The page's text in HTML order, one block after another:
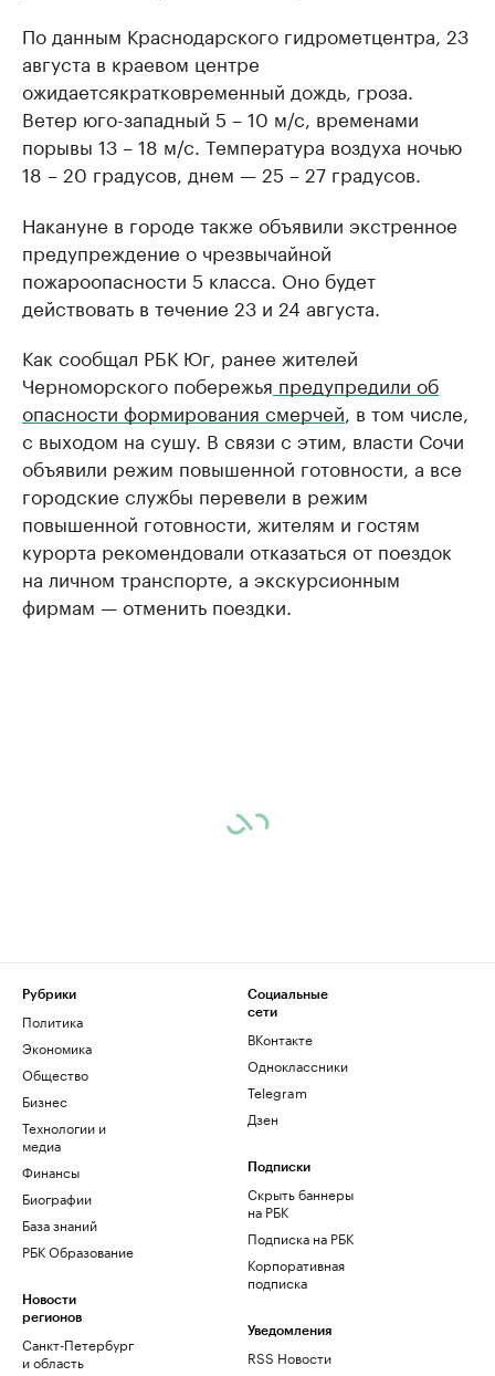
По данным Краснодарского гидрометцентра, 23
августа в краевом центре
ожидаетсякратковременный дождь, гроза.
Ветер юго-западный 5 – 10 м/с, временами
порывы 13 – 18 м/с. Температура воздуха ночью
18 – 20 градусов, днем — 25 – 27 градусов.
Накануне в городе также объявили экстренное
предупреждение о чрезвычайной
пожароопасности 5 класса. Оно будет
действовать в течение 23 и 24 августа.
Как сообщал РБК Юг, ранее жителей
Черноморского побережья предупредили об
опасности формирования смерчей , в том числе,
с выходом на сушу. В связи с этим, власти Сочи
объявили режим повышенной готовности, а все
городские службы перевели в режим
повышенной готовности, жителям и гостям
курорта рекомендовали отказаться от поездок
на личном транспорте, а экскурсионным
фирмам — отменить поездки.
Рубрики
Политика
Экономика
Общество
Бизнес
Технологии и
медиа
Финансы
Биографии
База знаний
РБК Образование
Новости
регионов
Санкт-Петербург
и область
Социальные
сети
ВКонтакте
Одноклассники
Telegram
Дзен
Подписки
Скрыть баннеры
на РБК
Подписка на РБК
Корпоративная
подписка
Уведомления
RSS Новости